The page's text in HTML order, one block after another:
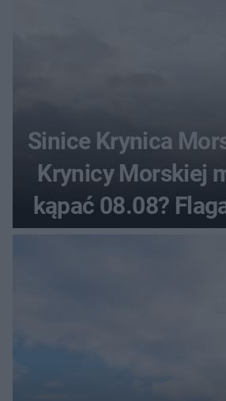
Sinice Krynica
Krynicy Morskiej
kąpać 08.08?